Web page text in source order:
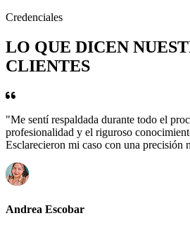
Credenciales
LO QUE DICEN
CLIENTES
"Me sentí respaldada durante todo el
profesionalidad y el riguroso
Esclarecieron mi caso con una precisión
Andrea Escobar